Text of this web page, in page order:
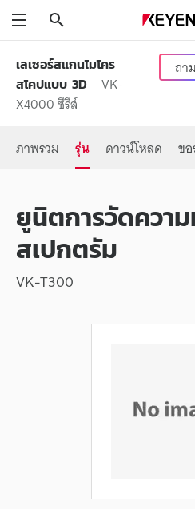
เลเซอร์สแกนไมโคร
สโคปแบบ 3D
VK-
X4000 ซีรีส์
ถาม
ภาพรวม รุ่น ดาวน์โหลด ข
ยูนิตการวัดควา
สเปกตรัม
VK-T300